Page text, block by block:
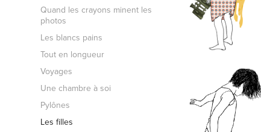
Quand les crayons minent les
photos
Les blancs pains
Tout en longueur
Voyages
Une chambre à soi
Pylônes
Les filles